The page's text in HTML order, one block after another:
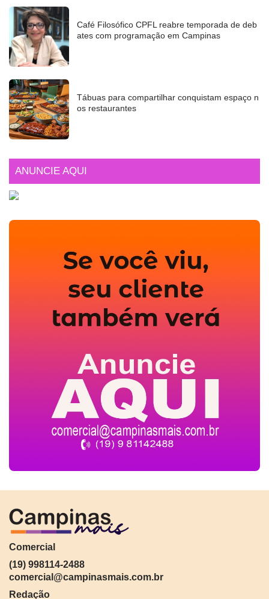
Café Filosófico CPFL reabre temporada de deb
ates com programação em Campinas
Tábuas para compartilhar conquistam espaço n
os restaurantes
ANUNCIE AQUI
Comercial
(19) 998114-2488
comercial@campinasmais.com.br
Redação